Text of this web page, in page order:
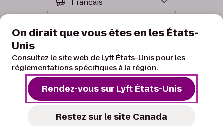
Conditions
On dirait que vous êtes en les États-
Unis
Consultez le site web de Lyft États-Unis pour les
réglementations spécifiques à la région.
Rendez-vous sur Lyft États-Unis
Restez sur le site Canada